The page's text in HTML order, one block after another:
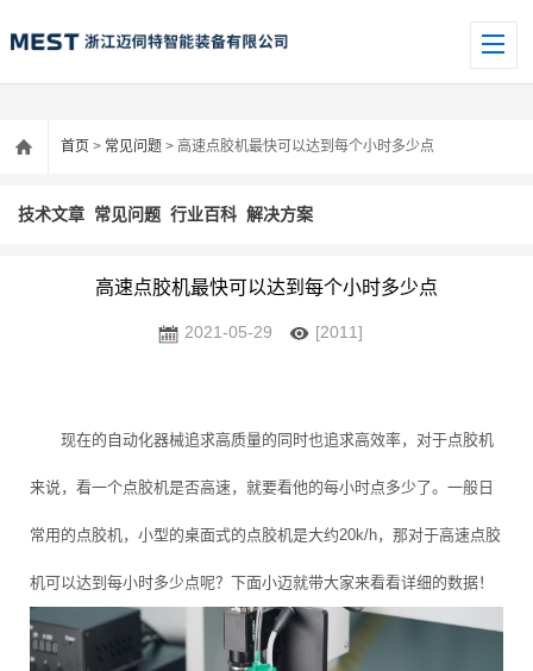
首页 > 常见问题 > 高速点胶机最快可以达到每个小时多少点
技术文章 常见问题 行业百科 解决方案
高速点胶机最快可以达到每个小时多少点
2021-05-29 [2011]
现在的自动化器械追求高质量的同时也追求高效率，对于点胶机
来说，看一个点胶机是否高速，就要看他的每小时点多少了。一般日
常用的点胶机，小型的桌面式的点胶机是大约20k/h，那对于高速点胶
机可以达到每小时多少点呢？下面小迈就带大家来看看详细的数据！